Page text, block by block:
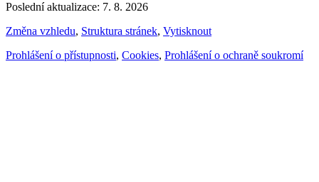
Poslední aktualizace: 7. 8. 2026
Změna vzhledu, Struktura stránek, Vytisknout
Prohlášení o přístupnosti, Cookies, Prohlášení o ochraně soukromí